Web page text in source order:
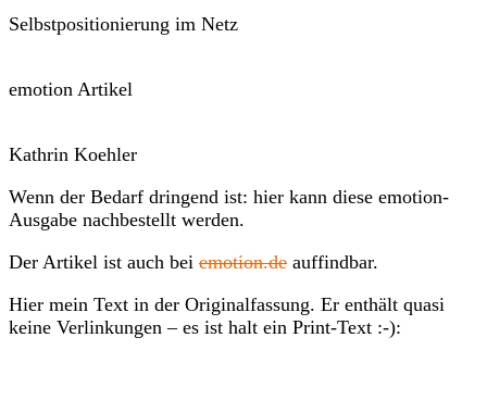
Selbstpositionierung im Netz
emotion Artikel
Kathrin Koehler
Wenn der Bedarf dringend ist: hier kann diese emotion-
Ausgabe nachbestellt werden.
Der Artikel ist auch bei emotion.de auffindbar.
Hier mein Text in der Originalfassung. Er enthält quasi
keine Verlinkungen – es ist halt ein Print-Text :-):